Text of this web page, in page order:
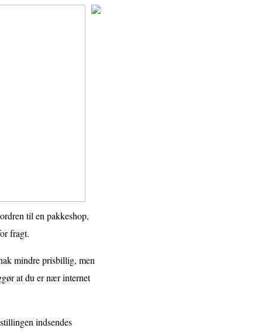
til en pakkeshop,
fragt.
mindre prisbillig, men
at du er nær internet
indsendes